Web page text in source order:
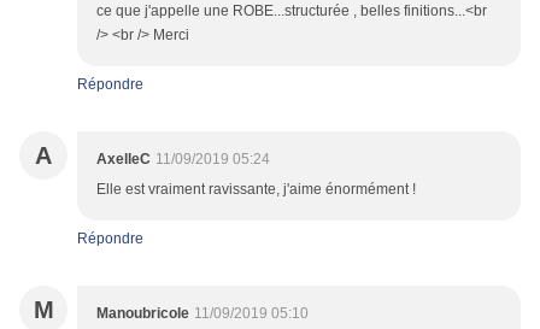
ce que j'appelle une ROBE...structurée , belles finitions...<br
/> <br /> Merci
Répondre
A AxelleC 11/09/2019 05:24
Elle est vraiment ravissante, j'aime énormément !
Répondre
M Manoubricole 11/09/2019 05:10